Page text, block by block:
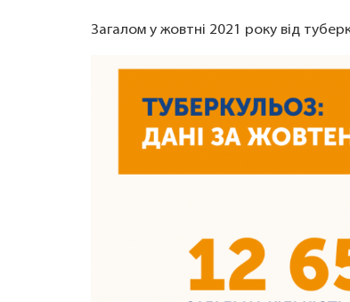
Загалом у жовтні 2021 року від